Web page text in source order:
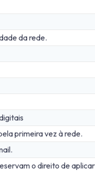
da rede.
primeira vez à rede.
o direito de